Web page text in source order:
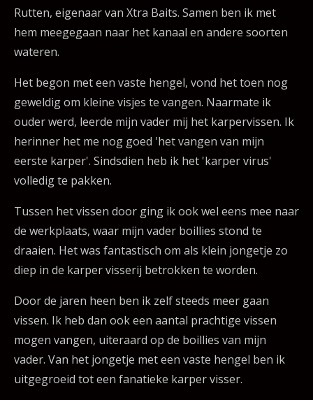
Rutten, eigenaar van Xtra Baits. Samen ben ik met
hem meegegaan naar het kanaal en andere soorten
wateren.
Het begon met een vaste hengel, vond het toen nog
geweldig om kleine visjes te vangen. Naarmate ik
ouder werd, leerde mijn vader mij het karpervissen. Ik
herinner het me nog goed 'het vangen van mijn
eerste karper'. Sindsdien heb ik het 'karper virus'
volledig te pakken.
Tussen het vissen door ging ik ook wel eens mee naar
de werkplaats, waar mijn vader boillies stond te
draaien. Het was fantastisch om als klein jongetje zo
diep in de karper visserij betrokken te worden.
Door de jaren heen ben ik zelf steeds meer gaan
vissen. Ik heb dan ook een aantal prachtige vissen
mogen vangen, uiteraard op de boillies van mijn
vader. Van het jongetje met een vaste hengel ben ik
uitgegroeid tot een fanatieke karper visser.